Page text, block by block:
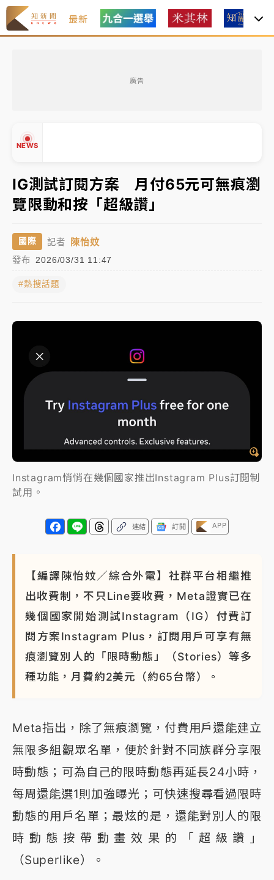
最新
廣告
NEWS
周末精選｜
《知新聞》揭「運科計畫」人體實驗黑幕 運動部不追
究！遭監委質疑
周末精選｜ 鎢業董座離奇命喪豪宅！檢警3方向追出前
水觀浪恐重罰失血
周末精選｜
苯駢芘無安全攝取值！致癌苦茶油下肚 毒
物醫籲多吃蔬果代謝
《知新聞》揭「運科計畫」人體實驗黑幕 運動部不追
台股處置新制明天上路 4大鬆綁一次看
周末精選｜
IG測試訂閱方案 月付65元可無痕瀏
覽限動和按「超級讚」
國際 記者 陳怡妏
發布 2026/03/31 11:47
#熱搜話題
Instagram悄悄在幾個國家推出Instagram Plus訂閱制
試用。
連結 訂閱 APP
【編譯陳怡妏／綜合外電】社群平台相繼推
出收費制，不只Line要收費，Meta證實已在
幾個國家開始測試Instagram（IG）付費訂
閱方案Instagram Plus，訂閱用戶可享有無
痕瀏覽別人的「限時動態」（Stories）等多
種功能，月費約2美元（約65台幣）。
Meta指出，除了無痕瀏覽，付費用戶還能建立
無限多組觀眾名單，便於針對不同族群分享限
時動態；可為自己的限時動態再延長24小時，
每周還能選1則加強曝光；可快速搜尋看過限時
動態的用戶名單；最炫的是，還能對別人的限
時動態按帶動畫效果的「超級讚」
（Superlike）。